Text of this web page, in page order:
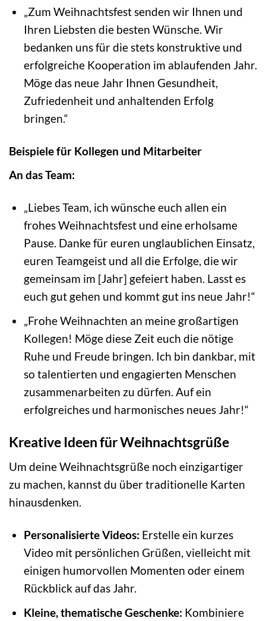
„Zum Weihnachtsfest senden wir Ihnen und
Ihren Liebsten die besten Wünsche. Wir
bedanken uns für die stets konstruktive und
erfolgreiche Kooperation im ablaufenden Jahr.
Möge das neue Jahr Ihnen Gesundheit,
Zufriedenheit und anhaltenden Erfolg
bringen.“
Beispiele für Kollegen und Mitarbeiter
An das Team:
„Liebes Team, ich wünsche euch allen ein
frohes Weihnachtsfest und eine erholsame
Pause. Danke für euren unglaublichen Einsatz,
euren Teamgeist und all die Erfolge, die wir
gemeinsam im [Jahr] gefeiert haben. Lasst es
euch gut gehen und kommt gut ins neue Jahr!“
„Frohe Weihnachten an meine großartigen
Kollegen! Möge diese Zeit euch die nötige
Ruhe und Freude bringen. Ich bin dankbar, mit
so talentierten und engagierten Menschen
zusammenarbeiten zu dürfen. Auf ein
erfolgreiches und harmonisches neues Jahr!“
Kreative Ideen für Weihnachtsgrüße
Um deine Weihnachtsgrüße noch einzigartiger
zu machen, kannst du über traditionelle Karten
hinausdenken.
Personalisierte Videos: Erstelle ein kurzes
Video mit persönlichen Grüßen, vielleicht mit
einigen humorvollen Momenten oder einem
Rückblick auf das Jahr.
Kleine, thematische Geschenke: Kombiniere